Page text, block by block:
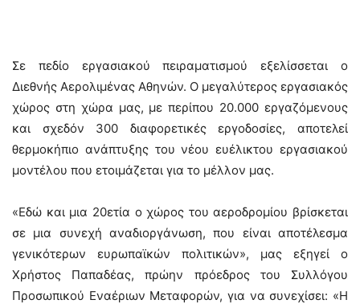
Σε πεδίο εργασιακού πειραματισμού εξελίσσεται ο
Διεθνής Αερολιμένας Αθηνών. Ο μεγαλύτερος εργασιακός
χώρος στη χώρα μας, με περίπου 20.000 εργαζόμενους
και σχεδόν 300 διαφορετικές εργοδοσίες, αποτελεί
θερμοκήπιο ανάπτυξης του νέου ευέλικτου εργασιακού
μοντέλου που ετοιμάζεται για το μέλλον μας.
«Εδώ και μια 20ετία ο χώρος του αεροδρομίου βρίσκεται
σε μια συνεχή αναδιοργάνωση, που είναι αποτέλεσμα
γενικότερων ευρωπαϊκών πολιτικών», μας εξηγεί ο
Χρήστος Παπαδέας, πρώην πρόεδρος του Συλλόγου
Προσωπικού Εναέριων Μεταφορών, για να συνεχίσει: «Η